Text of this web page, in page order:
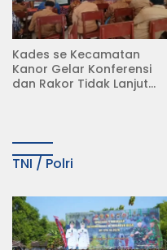
Kades se Kecamatan
Kanor Gelar Konferensi
dan Rakor Tidak Lanjut
TNI / Polri